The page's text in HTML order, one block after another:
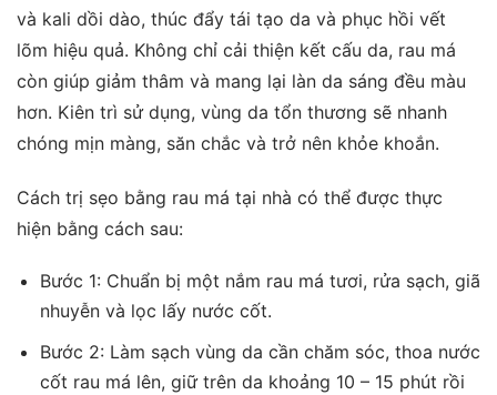
và kali dồi dào, thúc đẩy tái tạo da và phục hồi vết
lõm hiệu quả. Không chỉ cải thiện kết cấu da, rau má
còn giúp giảm thâm và mang lại làn da sáng đều màu
hơn. Kiên trì sử dụng, vùng da tổn thương sẽ nhanh
chóng mịn màng, săn chắc và trở nên khỏe khoắn.
Cách trị sẹo bằng rau má tại nhà có thể được thực
hiện bằng cách sau:
Bước 1: Chuẩn bị một nắm rau má tươi, rửa sạch, giã
nhuyễn và lọc lấy nước cốt.
Bước 2: Làm sạch vùng da cần chăm sóc, thoa nước
cốt rau má lên, giữ trên da khoảng 10 – 15 phút rồi